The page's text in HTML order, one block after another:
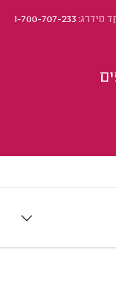
מידרג:1-700-707-233